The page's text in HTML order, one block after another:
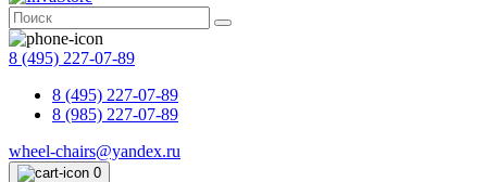
8 (495) 227-07-89
8 (495) 227-07-89
8 (985) 227-07-89
wheel-chairs@yandex.ru
0